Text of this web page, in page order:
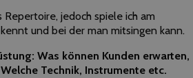
Repertoire, jedoch spiele ich am
und bei der man mitsingen kann.
Was können Kunden erwarten,
Technik, Instrumente etc.